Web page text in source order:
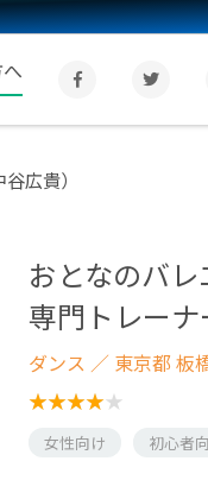
広貴）
おとなのバ
専門トレーナ
ダンス ／ 東京都 板
女性向け 初心者